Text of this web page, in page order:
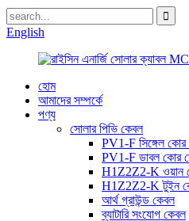
English
হোম
আমাদের সম্পর্কে
পণ্য
সোলার পিভি কেবল
PV1-F সিঙ্গেল কোর
PV1-F ডাবল কোর
H1Z2Z2-K ওয়ান
H1Z2Z2-K টুইন
আর্থ গ্রাউন্ড কেবল
ব্যাটারি সংযোগ কেবল